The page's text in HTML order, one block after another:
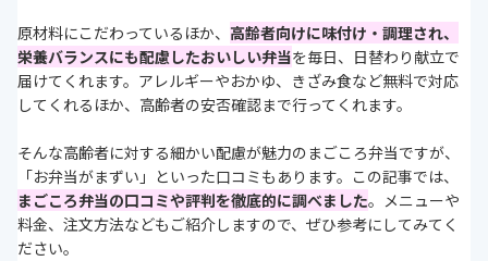
原材料にこだわっているほか、 高齢者向けに味付け・調理され、
栄養バランスにも配慮したおいしい弁当を毎日、日替わり献立で
届けてくれます。アレルギーやおかゆ、きざみ食など無料で対応
してくれるほか、高齢者の安否確認まで行ってくれます。
そんな高齢者に対する細かい配慮が魅力のまごころ弁当ですが、
「お弁当がまずい」といった口コミもあります。この記事では、
まごころ弁当の口コミや評判を徹底的に調べました。メニューや
料金、注文方法などもご紹介しますので、ぜひ参考にしてみてく
ださい。